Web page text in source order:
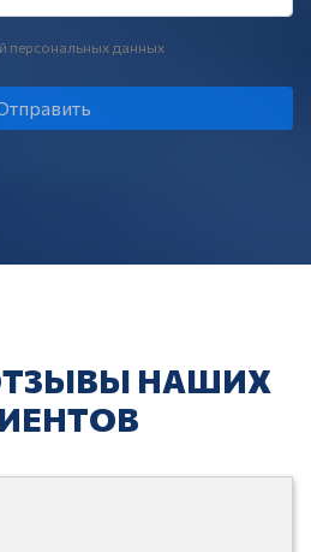
персональных данных
НАШИХ